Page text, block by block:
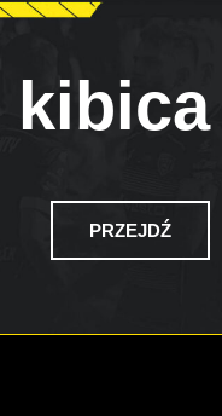
kibica
PRZEJDŹ